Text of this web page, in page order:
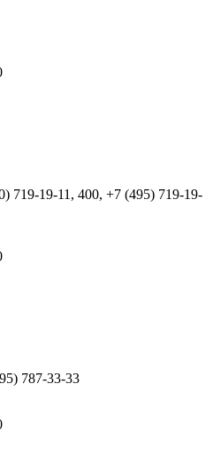
719-19-11, 400, +7 (495) 719-19-
787-33-33